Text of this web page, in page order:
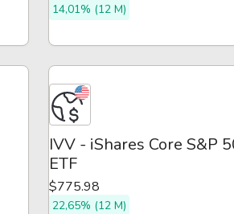
14,01% (12 M)
IVV - iShares Core S&P
ETF
$775.98
22,65% (12 M)